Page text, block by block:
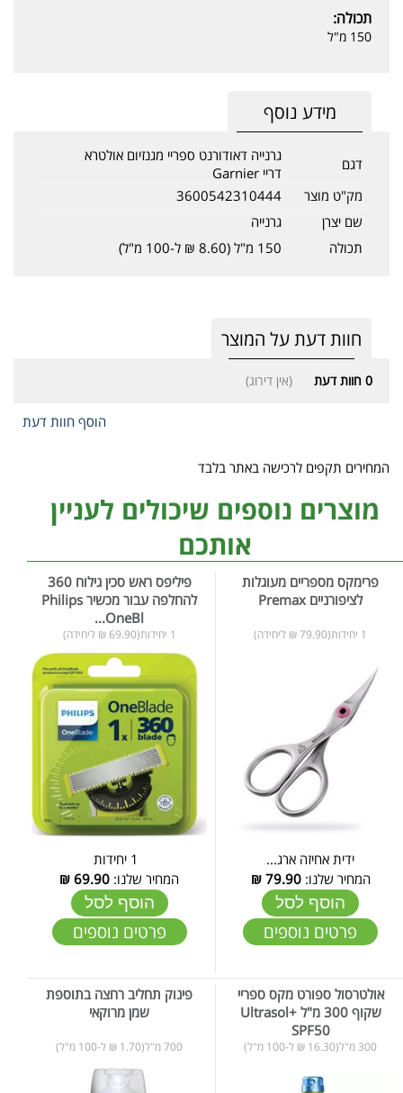
תכולה:
150 מ"ל
מידע נוסף
דגם
גרנייה דאודורנט ספריי מגנזיום אולטרא
דריי Garnier
מק"ט מוצר
3600542310444
שם יצרן
גרנייה
תכולה
150 מ"ל (8.60 ₪ ל-100 מ"ל)
חוות דעת על המוצר
0 חוות דעת (אין דירוג)
הוסף חוות דעת
המחירים תקפים לרכישה באתר בלבד
מוצרים נוספים שיכולים לעניין
אותכם
פרימקס מספריים מעוגלות
‎לציפורניים Premax
1 יחידות(79.90 ₪ ליחידה)
ידית אחיזה ארג...
המחיר שלנו:79.90
₪
הוסף לסל
פרטים נוספים
פיליפס ראש סכין גילוח 360
להחלפה עבור מכשיר Philips
OneBl...
1 יחידות(69.90 ₪ ליחידה)
המחיר שלנו: 69.90
₪
הוסף לסל
פרטים נוספים
אולטרסול ספורט מקס ספריי
שקוף 300 מ"ל +Ultrasol
SPF50
300 מ"ל(16.30 ₪ ל-100 מ"ל)
פינוק תחליב רחצה בתוספת
שמן מרוקאי
700 מ"ל(1.70 ₪ ל-100 מ"ל)